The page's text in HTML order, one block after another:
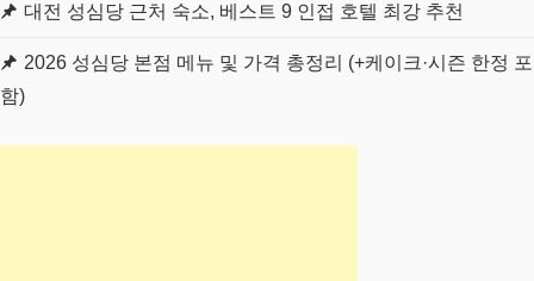
대전 성심당 근처 숙소, 베스트 9 인접 호텔 최강 추천
2026 성심당 본점 메뉴 및 가격 총정리 (+케이크·시즌 한정 포
함)